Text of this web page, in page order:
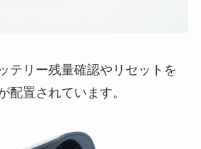
テリー残量確認やリセットを
配置されています。